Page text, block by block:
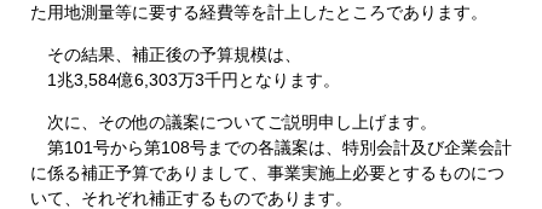
た用地測量等に要する経費等を計上したところであります。
その結果、補正後の予算規模は、
1兆3,584億6,303万3千円となります。
次に、その他の議案についてご説明申し上げます。
第101号から第108号までの各議案は、特別会計及び企業会計
に係る補正予算でありまして、事業実施上必要とするものにつ
いて、それぞれ補正するものであります。